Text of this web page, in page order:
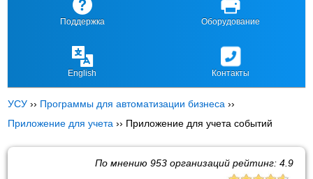
Поддержка Оборудование
English Контакты
УСУ ›› Программы для автоматизации бизнеса ››
Приложение для учета ›› Приложение для учета событий
По мнению 953организаций рейтинг: 4.9